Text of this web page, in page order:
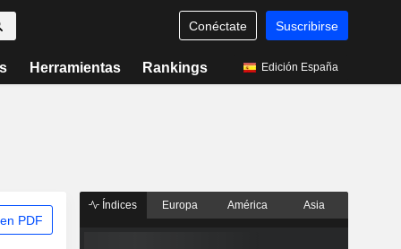
Conéctate Suscribirse
Herramientas Rankings Edición España
PDF
Índices Europa América Asia